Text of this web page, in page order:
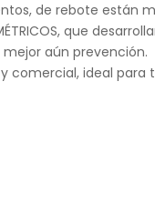
de rebote están
que
aún prevención.
comercial, ideal para